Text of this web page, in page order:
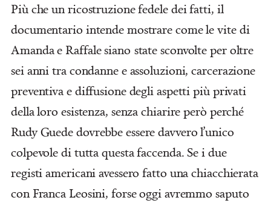
Più che un ricostruzione fedele dei fatti, il
documentario intende mostrare come le vite di
Amanda e Raffale siano state sconvolte per oltre
sei anni tra condanne e assoluzioni, carcerazione
preventiva e diffusione degli aspetti più privati
della loro esistenza, senza chiarire però perché
Rudy Guede dovrebbe essere davvero l’unico
colpevole di tutta questa faccenda. Se i due
registi americani avessero fatto una chiacchierata
con Franca Leosini, forse oggi avremmo saputo